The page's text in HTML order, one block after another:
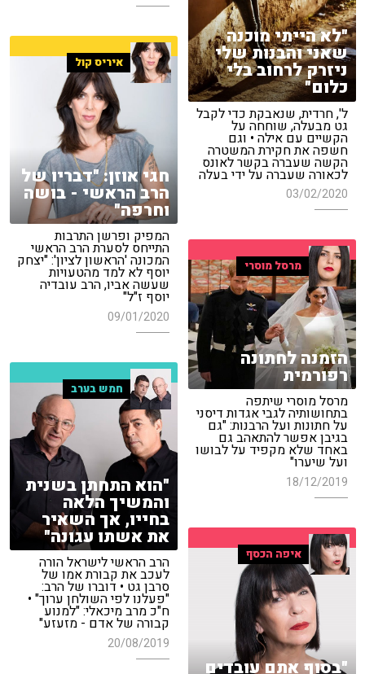
"לא הייתי מוכנה
שאני והבנות שלי
ניזרק לרחוב בלי
כלום"
ל', חרדית, שנאבקת כדי לקבל
גט מבעלה, שוחחה על
הקשיים עם אילה • וגם
חשפה את חקירת המשטרה
הקשה שעברה בקשר לאונס
לכאורה שעברה על ידי בעלה
03/02/2020
איריס קול
חגי אוזן: "דבריו של
הרב הראשי - בושה
וחרפה"
המפיק ופרשן התרבות
התייחס לסערת הרב הראשי
המכונה 'הראשון לציון': "יצחק
יוסף לא למד מהטעויות
שעשה אביו, הרב עובדיה
יוסף ז"ל"
09/01/2020
מרסל מוסרי
הזמנה לחתונה
רפורמית
מרסל מוסרי שיתפה
בתחושותיה לגבי אגדות דיסני
על חתונות ועל הרבנות: "גם
בגיבן אפשר להתאהב גם
באחד שלא מקפיד על לבושו
ועל שיערו"
18/12/2019
חמש בערב
"הוא התחתן בשנית
והמשיך הלאה
בחייו, אך השאיר
את אשתו עגונה"
הרב הראשי לישראל הורה
לעכב את קבורת אמו של
סרבן גט • דוברו של הרב:
"פעלנו לפי השולחן ערוך" •
ח"כ מרב מיכאלי: "למנוע
קבורה של אדם - מזעזע"
20/08/2019
איפה הכסף
"בסוף אתם עובדים